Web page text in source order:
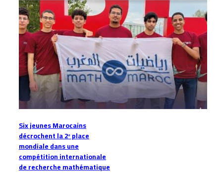
Six jeunes Marocains
décrochent la 2ᵉ place
mondiale dans une
compétition internationale
de recherche mathématique